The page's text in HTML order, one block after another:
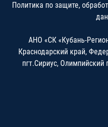
Политика по защите,
АНО «СК «Кубань-
Краснодарский край,
пгт.Сириус,